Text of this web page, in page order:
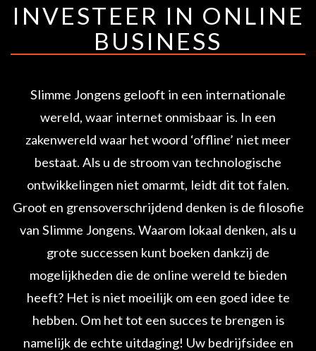
INVESTEER IN ONLINE
BUSINESS
Slimme Jongens gelooft in een internationale
wereld, waar internet onmisbaar is. In een
zakenwereld waar het woord ‘offline’ niet meer
bestaat. Als u de stroom van technologische
ontwikkelingen niet omarmt, leidt dit tot falen.
Groot en grensoverschrijdend denken is de filosofie
van Slimme Jongens. Waarom lokaal denken, als u
grote successen kunt boeken dankzij de
mogelijkheden die de online wereld te bieden
heeft? Het is niet moeilijk om een goed idee te
hebben. Om het tot een succes te brengen is
namelijk de echte uitdaging! Uw bedrijfsidee en